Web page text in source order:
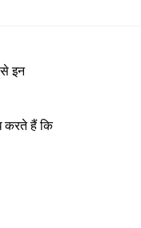
इन
करते हैं कि